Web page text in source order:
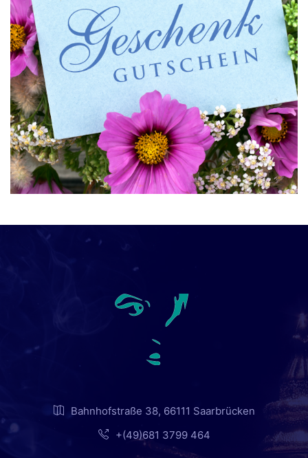
Bahnhofstraße 38, 66111 Saarbrücken
+(49)681 3799 464